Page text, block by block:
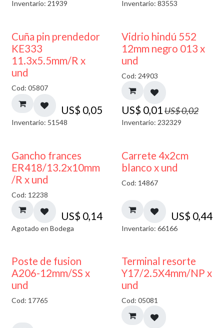
Inventario: 21939 Inventario: 83553
Cuña pin prendedor
KE333
11.3x5.5mm/R x
und
Cod: 05807
US$ 0,05
Inventario: 51548
40% DESCUENTO
Vidrio hindú 552
12mm negro 013 x
und
Cod: 24903
US$ 0,01US$0,02
Inventario: 232329
AGOTADO
Gancho frances
ER418/13.2x10mm
/R x und
Cod: 12238
US$ 0,14
Agotado en Bodega
Carrete 4x2cm
blanco x und
Cod: 14867
US$ 0,44
Inventario: 66166
Poste de fusion
A206-12mm/SS x
und
Cod: 17765 50% DESCUENTO
Terminal resorte
Y17/2.5X4mm/NP x
und
Cod: 05081